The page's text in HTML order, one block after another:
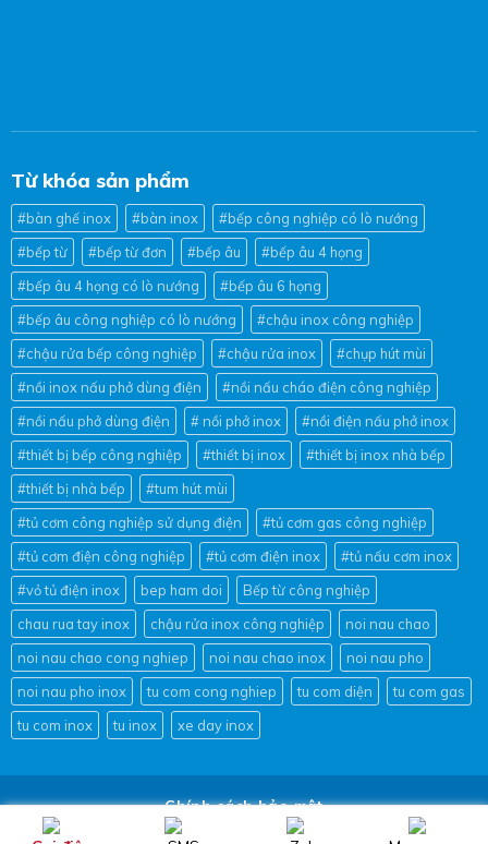
Từ khóa sản phẩm
#bàn ghế inox #bàn inox
#bếp công nghiệp có lò nướng
#bếp từ
#bếp từ đơn #bếp âu
#bếp âu 4 họng
#bếp âu 4 họng có lò nướng
#bếp âu 6 họng
#bếp âu công nghiệp có lò nướng
#chậu inox công nghiệp
#chậu rửa bếp công nghiệp
#chậu rửa inox
#chụp hút mùi
#nồi inox nấu phở dùng điện
#nồi nấu cháo điện công nghiệp
#nồi nấu phở dùng điện
# nồi phở inox
#nồi điện nấu phở inox
#thiết bị bếp công nghiệp
#thiết bị inox
#thiết bị inox nhà bếp
#thiết bị nhà bếp
#tum hút mùi
#tủ cơm công nghiệp sử dụng điện
#tủ cơm gas công nghiệp
#tủ cơm điện công nghiệp
#tủ cơm điện inox
#tủ nấu cơm inox
#vỏ tủ điện inox
bep ham doi
Bếp từ công nghiệp
chau rua tay inox
chậu rửa inox công nghiệp
noi nau chao
noi nau chao cong nghiep
noi nau chao inox
noi nau pho
noi nau pho inox
tu com cong nghiep tu com diện
tu com gas
tu com inox
tu inox xe day inox
Chính sách bảo mật
Copyright 2026 ©Inox Đồng Gia. All rights reserved.